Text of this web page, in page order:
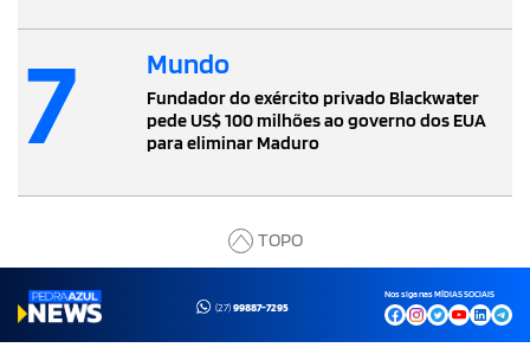
7 Mundo
Fundador do exército privado Blackwater
pede US$ 100 milhões ao governo dos EUA
para eliminar Maduro
TOPO
(27)99887-7295
Nos siga nas MÍDIAS SOCIAIS